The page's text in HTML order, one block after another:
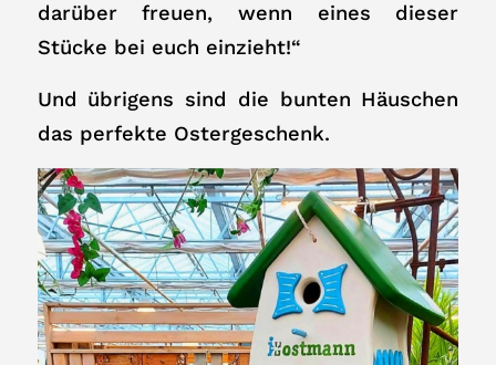
darüber freuen, wenn eines dieser
Stücke bei euch einzieht!“
Und übrigens sind die bunten Häuschen
das perfekte Ostergeschenk.